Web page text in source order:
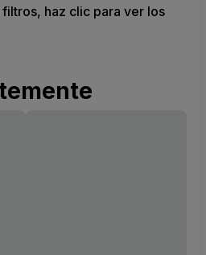
haz clic para ver los